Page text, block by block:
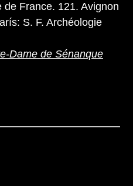
de France. 121. Avignon
S. F. Archéologie
Dame de Sénanque